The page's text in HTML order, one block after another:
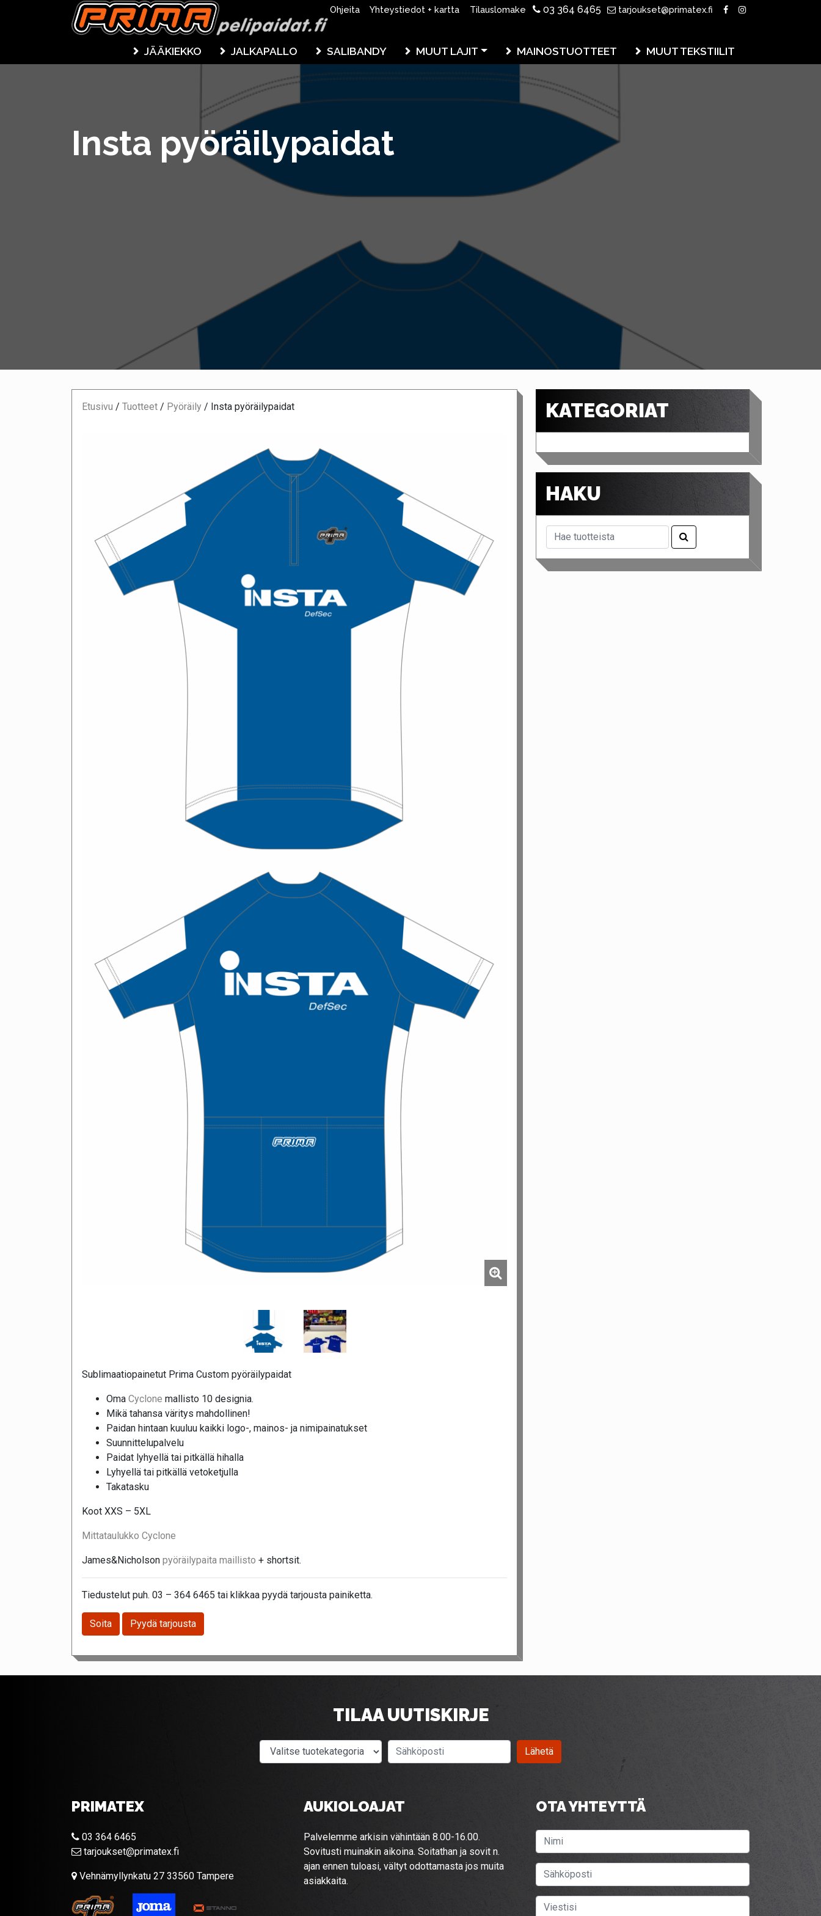
Ohjeita Yhteystiedot + kartta Tilauslomake 03 364 6465 tarjoukset@primatex.fi
JÄÄKIEKKO JALKAPALLO SALIBANDY MUUT LAJIT MAINOSTUOTTEET MUUT TEKSTIILIT
Insta pyöräilypaidat
Etusivu / Tuotteet / Pyöräily / Insta pyöräilypaidat
Sublimaatiopainetut Prima Custom pyöräilypaidat
Oma Cyclone mallisto 10 designia.
Mikä tahansa väritys mahdollinen!
Paidan hintaan kuuluu kaikki logo-, mainos- ja nimipainatukset
Suunnittelupalvelu
Paidat lyhyellä tai pitkällä hihalla
Lyhyellä tai pitkällä vetoketjulla
Takatasku
Koot XXS – 5XL
Mittataulukko Cyclone
James&Nicholson pyöräilypaita maillisto + shortsit.
Tiedustelut puh. 03 – 364 6465 tai klikkaa pyydä tarjousta painiketta.
Soita Pyydä tarjousta
KATEGORIAT
HAKU
TILAA UUTISKIRJE
Valitse tuotekategoria Lähetä
PRIMATEX
03 364 6465
tarjoukset@primatex.fi
Vehnämyllynkatu 27 33560 Tampere
AUKIOLOAJAT
Palvelemme arkisin vähintään 8.00-16.00.
Sovitusti muinakin aikoina. Soitathan ja sovit n.
ajan ennen tuloasi, vältyt odottamasta jos muita
asiakkaita.
OTA YHTEYTTÄ